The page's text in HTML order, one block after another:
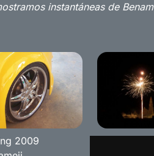
instantáneas de
2009